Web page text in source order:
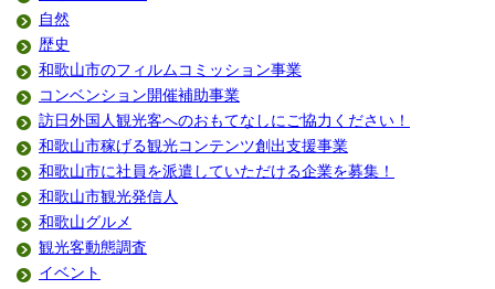
自然
歴史
和歌山市のフィルムコミッション事業
コンベンション開催補助事業
訪日外国人観光客へのおもてなしにご協力ください！
和歌山市稼げる観光コンテンツ創出支援事業
和歌山市に社員を派遣していただける企業を募集！
和歌山市観光発信人
和歌山グルメ
観光客動態調査
イベント